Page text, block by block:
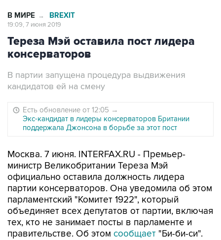
В МИРЕ → BREXIT
19:09, 7 июня 2019
Тереза Мэй оставила пост лидера
консерваторов
В партии запущена процедура выдвижения
кандидатов ей на смену
Есть обновление от 12:05 →
Экс-кандидат в лидеры консерваторов Британии
поддержала Джонсона в борьбе за этот пост
Москва. 7 июня. INTERFAX.RU - Премьер-
министр Великобритании Тереза Мэй
официально оставила должность лидера
партии консерваторов. Она уведомила об этом
парламентский "Комитет 1922", который
объединяет всех депутатов от партии, включая
тех, кто не занимает посты в парламенте и
правительстве. Об этом сообщает "Би-би-си".